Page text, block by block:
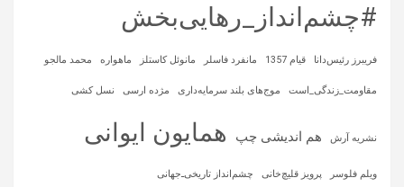
#چشم‌انداز_رهایی‌بخش
فریبرز رئیس‌دانا قیام 1357 مانفرد فاسلر مانوئل کاستلز ماهواره‌ محمد مالجو
مقاومت_زندگی_است موج‌های بلند سرمایه‌داری مژده ارسی نسل کشی
نشریه آرش هم اندیشی چپ همایون ایوانی
ویلم فلوسر پرویز قلیچ‌خانی چشم‌انداز تاریخی‌ـ‌جهانی